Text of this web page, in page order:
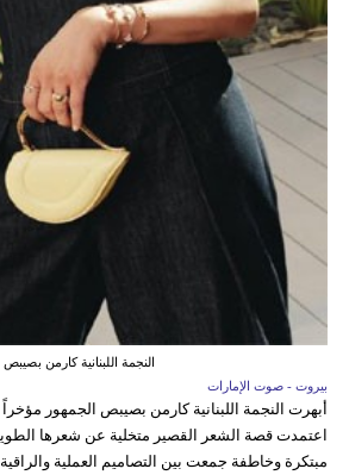
النجمة اللبنانية كارمن بصيبص
بيروت - صوت الإمارات
أبهرت النجمة اللبنانية كارمن بصيبص الجمهور
اعتمدت قصة الشعر القصير متخلية عن شعرها الطويل
مبتكرة وخاطفة جمعت بين التصاميم العملية